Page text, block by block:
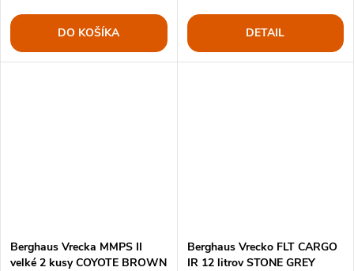
DO KOŠÍKA DETAIL
Berghaus Vrecka MMPS II
velké 2 kusy COYOTE BROWN
Berghaus Vrecko FLT CARGO
IR 12 litrov STONE GREY